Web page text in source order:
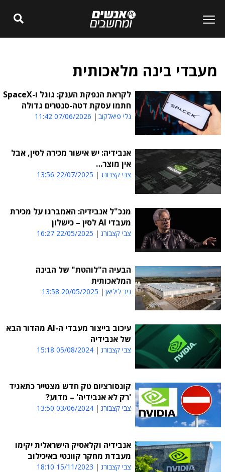
מעבדי בינה מלאכותית
לקראת הנפקת הענק: גוגל ו-SpaceX
חתמו עסקת דטה-סנטרים גדולה
גלי פיאלקוב 07/06/2026 11:42
אנבידיה: יש אישור מכירה לסין, אבל
אין מוצר…
צבי קצבורג 22/07/2025 13:56
מנכ"ל אנבידיה: האמברגו על מכירת
מעבדי AI לסין – כישלון
צבי קצבורג 22/05/2025 16:27
הבעיה ה"לוהטת" של הבינה
המלאכותית
ניב ליליאן 20/05/2025 13:58
עיכוב בייצור מעבדי ה-AI מהדור הבא
של אנבידיה
צבי קצבורג 05/08/2024 15:18
קונסורציום טק חדש מצטייר כתאגיד
'רק לא אנבידיה' – מדוע?
צבי קצבורג 03/06/2024 13:50
אנבידיה וקלאסיק הישראלית יקימו
מעבדת מחקר קוונטי באיכילוב
צבי קצבורג 15/11/2023 18:10